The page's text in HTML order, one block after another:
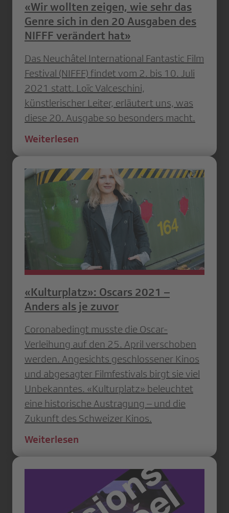
«Wir wollten zeigen, wie sehr das
Genre sich in den 20 Ausgaben des
NIFFF verändert hat»
Das Neuchâtel International Fantastic Film
Festival (NIFFF) findet vom 2. bis 10. Juli
2021 statt. Loïc Valceschini,
künstlerischer Leiter, erläutert uns, was
diese 20. Ausgabe so besonders macht.
Weiterlesen
«Kulturplatz»: Oscars 2021 –
Anders als je zuvor
Coronabedingt musste die Oscar-
Verleihung auf den 25. April verschoben
werden. Angesichts geschlossener Kinos
und abgesagter Filmfestivals birgt sie viel
Unbekanntes. «Kulturplatz» beleuchtet
eine historische Austragung – und die
Zukunft des Schweizer Kinos.
Weiterlesen